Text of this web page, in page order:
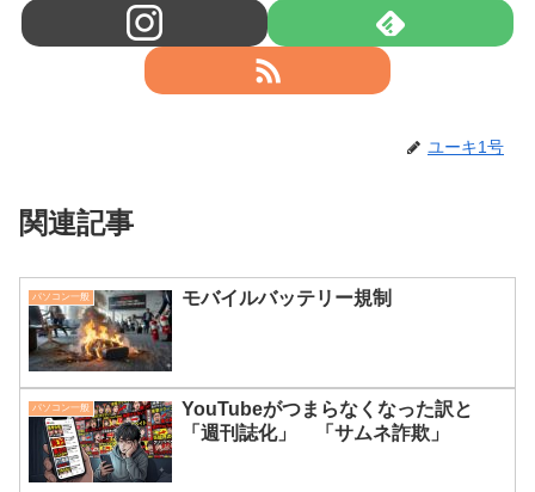
ユーキ1号
関連記事
パソコン一般 モバイルバッテリー規制
パソコン一般
YouTubeがつまらなくなった訳と
「週刊誌化」 「サムネ詐欺」